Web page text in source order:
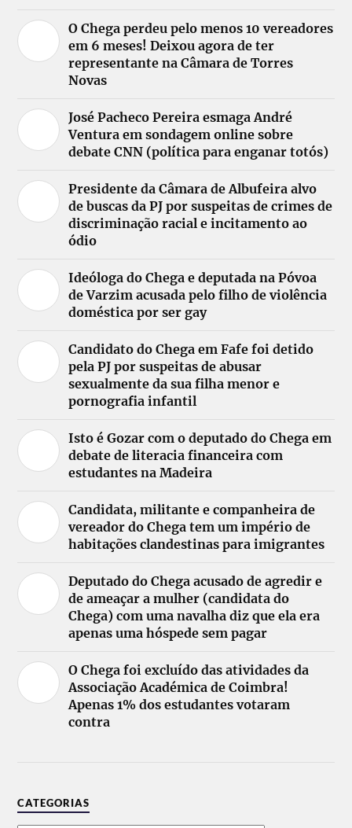
O Chega perdeu pelo menos 10 vereadores
em 6 meses! Deixou agora de ter
representante na Câmara de Torres
Novas
José Pacheco Pereira esmaga André
Ventura em sondagem online sobre
debate CNN (política para enganar totós)
Presidente da Câmara de Albufeira alvo
de buscas da PJ por suspeitas de crimes de
discriminação racial e incitamento ao
ódio
Ideóloga do Chega e deputada na Póvoa
de Varzim acusada pelo filho de violência
doméstica por ser gay
Candidato do Chega em Fafe foi detido
pela PJ por suspeitas de abusar
sexualmente da sua filha menor e
pornografia infantil
Isto é Gozar com o deputado do Chega em
debate de literacia financeira com
estudantes na Madeira
Candidata, militante e companheira de
vereador do Chega tem um império de
habitações clandestinas para imigrantes
Deputado do Chega acusado de agredir e
de ameaçar a mulher (candidata do
Chega) com uma navalha diz que ela era
apenas uma hóspede sem pagar
O Chega foi excluído das atividades da
Associação Académica de Coimbra!
Apenas 1% dos estudantes votaram
contra
CATEGORIAS